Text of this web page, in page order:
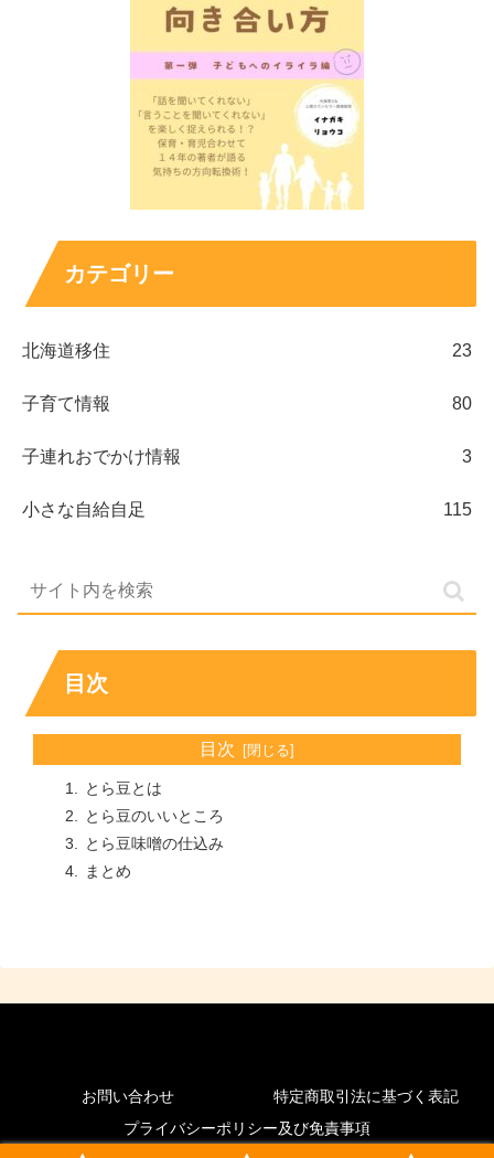
カテゴリー
北海道移住 23
子育て情報 80
子連れおでかけ情報 3
小さな自給自足 115
目次
目次
とら豆とは
とら豆のいいところ
とら豆味噌の仕込み
まとめ
お問い合わせ
特定商取引法に基づく表記
プライバシーポリシー及び免責事項